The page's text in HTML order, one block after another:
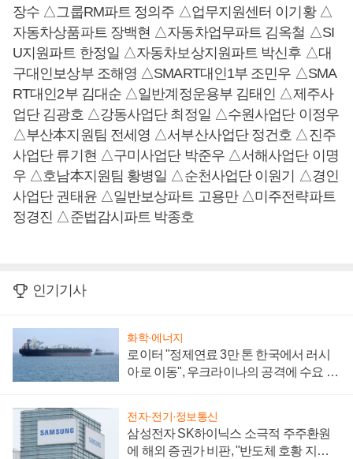
장수 △그룹RM파트 정의주 △업무지원센터 이기황 △
자동차상품파트 장백현 △자동차업무파트 김옥철 △SI
U지원파트 한정일 △자동차보상지원파트 박신후 △대
구대인보상부 조해영 △SMART대인1부 조민우 △SMA
RT대인2부 김대순 △일반계정운용부 김태인 △제주사
업단 김광호 △강동사업단 최정일 △수원사업단 이정우
△부산本지원팀 전세영 △서부산사업단 정건호 △진주
사업단 류기현 △구미사업단 박준우 △서해사업단 이명
우 △호남本지원팀 황병일 △순천사업단 이원기 △경인
사업단 권태윤 △일반보상파트 고용만 △미주전략파트
정경진 △준법감시파트 박종호
인기기사
화학·에너지
로이터 "정제연료 3만 톤 한국에서 러시
아로 이동", 우크라이나의 공격에 수요 늘
전자·전기·정보통신
삼성전자 SK하이닉스 소극적 주주환원
에 해외 증권가 비판, "반도체 호황 지속